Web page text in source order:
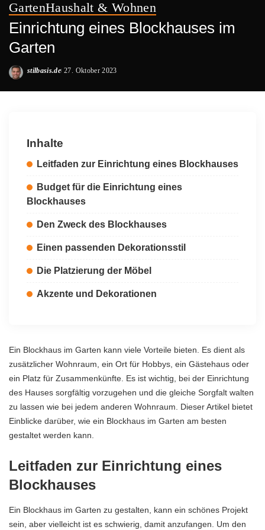
GartenHaushalt & Wohnen
Einrichtung eines Blockhauses im
Garten
Posted
stilbasis.de 27. Oktober 2023
Inhalte
Leitfaden zur Einrichtung eines Blockhauses
Budget für die Einrichtung eines
Blockhauses
Den Zweck des Blockhauses
Einen passenden Dekorationsstil
Die Platzierung der Möbel
Akzente und Dekorationen
Ein Blockhaus im Garten kann viele Vorteile bieten. Es dient als
zusätzlicher Wohnraum, ein Ort für Hobbys, ein Gästehaus oder
ein Platz für Zusammenkünfte. Es ist wichtig, bei der Einrichtung
des Hauses sorgfältig vorzugehen und die gleiche Sorgfalt walten
zu lassen wie bei jedem anderen Wohnraum. Dieser Artikel bietet
Einblicke darüber, wie ein Blockhaus im Garten am besten
gestaltet werden kann.
Leitfaden zur Einrichtung eines
Blockhauses
Ein Blockhaus im Garten zu gestalten, kann ein schönes Projekt
sein, aber vielleicht ist es schwierig, damit anzufangen. Um den